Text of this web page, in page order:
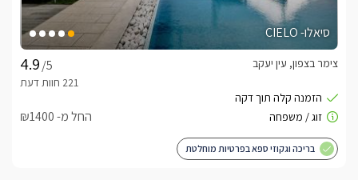
סיאלו- CIELO
/5
צימר בצפון, עין יעקב
החל מ- ₪1400
בריכה וגקוזי ספא בפרטיות מוחלטת